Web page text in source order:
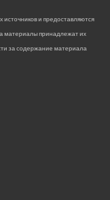
и предоставляются
материалы принадлежат их
за содержание материала